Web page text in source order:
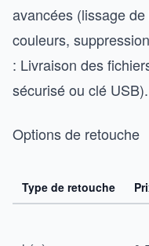
avancées (lissage
couleurs,
: Livraison des
sécurisé ou clé USB).
Options de retouche
Type de retouche